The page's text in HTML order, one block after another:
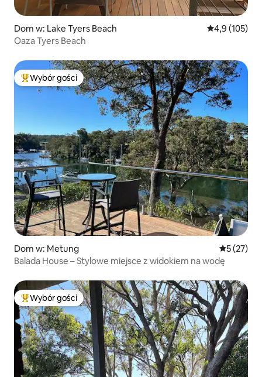
Dom w: Lake Tyers Beach Średnia
4,9 (105)
Oaza Tyers Beach
Najpopularniejsze z kategorii Wybór gości
Wybór gości
Dom w: Metung Średnia
5 (27)
Balada House – Stylowe miejsce z widokiem na wodę
Najpopularniejsze z kategorii Wybór gości
Wybór gości